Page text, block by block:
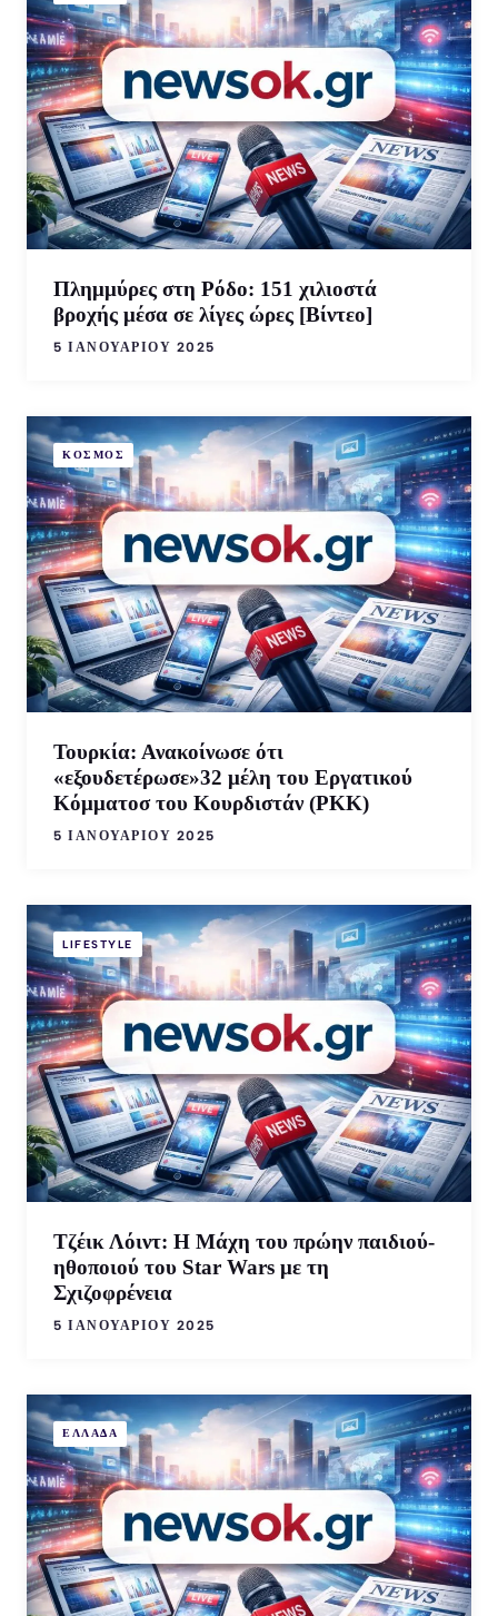
Πλημμύρες στη Ρόδο: 151 χιλιοστά
βροχής μέσα σε λίγες ώρες [Βίντεο]
5 ΙΑΝΟΥΑΡΊΟΥ 2025
ΚΟΣΜΟΣ
Τουρκία: Ανακοίνωσε ότι
«εξουδετέρωσε»32 μέλη του Εργατικού
Κόμματοσ του Κουρδιστάν (PKK)
5 ΙΑΝΟΥΑΡΊΟΥ 2025
LIFESTYLE
Τζέικ Λόιντ: Η Μάχη του πρώην παιδιού-
ηθοποιού του Star Wars με τη
Σχιζοφρένεια
5 ΙΑΝΟΥΑΡΊΟΥ 2025
ΕΛΛΑΔΑ